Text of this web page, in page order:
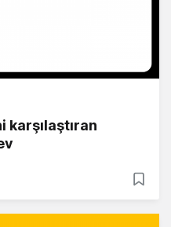
karşılaştıran